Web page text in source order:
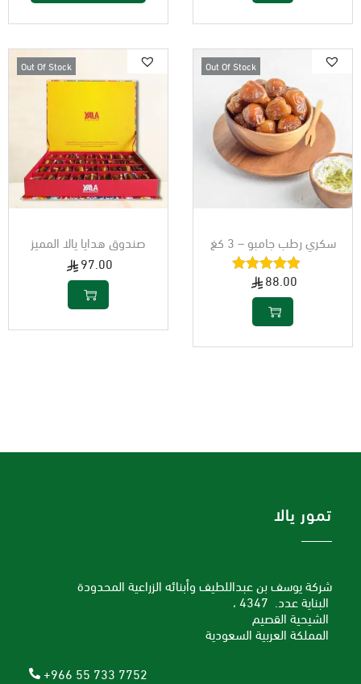
Out Of Stock
سكري رطب جامبو – 3 كغ
88.00
Out Of Stock
صندوق هدايا يالا المميز
97.00
تمور يالا
شركة يوسف بن عبداللطيف وأبنائه الزراعية المحدودة
البناية عدد. 4347 ،
الشيحية القصيم
المملكة العربية السعودية
+966 55 733 7752